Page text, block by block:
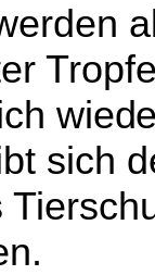
sich